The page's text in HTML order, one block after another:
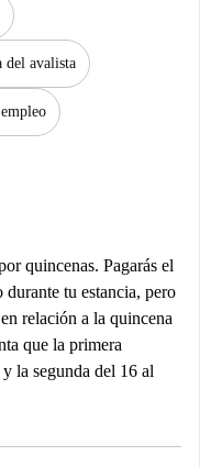
del avalista
quincenas. Pagarás el
tu estancia, pero
relación a la quincena
que la primera
la segunda del 16 al